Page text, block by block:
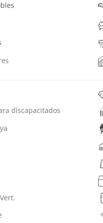
discapacitados